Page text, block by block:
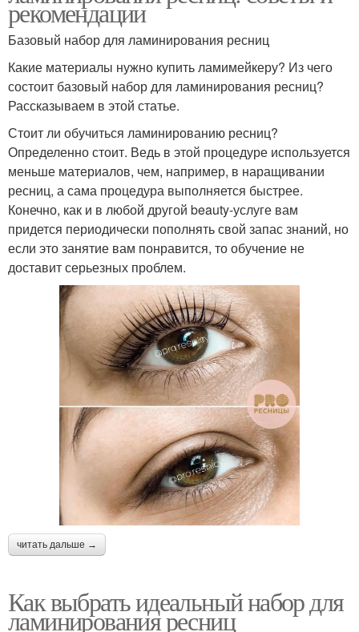
рекомендации
Базовый набор для ламинирования ресниц
Какие материалы нужно купить ламимейкеру? Из чего
состоит базовый набор для ламинирования ресниц?
Рассказываем в этой статье.
Стоит ли обучиться ламинированию ресниц?
Определенно стоит. Ведь в этой процедуре используется
меньше материалов, чем, например, в наращивании
ресниц, а сама процедура выполняется быстрее.
Конечно, как и в любой другой beauty-услуге вам
придется периодически пополнять свой запас знаний, но
если это занятие вам понравится, то обучение не
доставит серьезных проблем.
читать дальше →
Как выбрать идеальный набор для
ламинирования ресниц